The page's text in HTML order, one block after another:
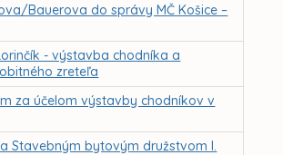
Bauerova do správy MČ Košice –
- výstavba chodníka a
zreteľa
za účelom výstavby chodníkov v
Stavebným bytovým družstvom I.